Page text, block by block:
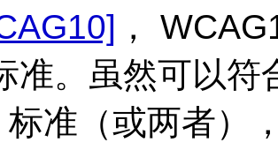
10] ， WCAG
准。虽然可以符
标准（或两者）